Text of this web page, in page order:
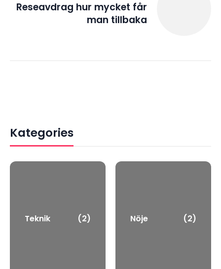
Reseavdrag hur mycket får
man tillbaka
Kategories
Teknik (2) Nöje (2)